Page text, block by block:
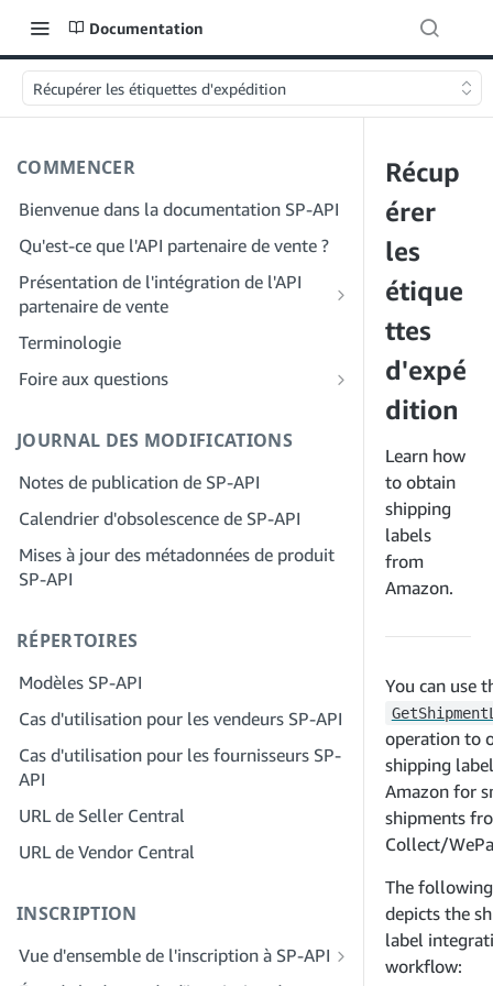
Documentation
Récupérer les étiquettes d'expédition
COMMENCER
Bienvenue dans la documentation SP-API
Qu'est-ce que l'API partenaire de vente ?
Présentation de l'intégration de l'API
partenaire de vente
Intégration en tant que développeur
développeur
Étape 4 : Inscrivez une application de
test
Étape 5 : Passez votre premier appel à
Étape 6 : Configurez le workflow
production
Étape 8 : Appelez le SP-API en
production
Étape 9 : Testez votre application
Étape 10 : Répertoriez votre application
Intégration en tant que fournisseur de
d'enregistrement et d'autorisation des
fournisseurs de services
Étape 2 : Créez un compte sur le portail
des fournisseurs de solutions pour
votre entreprise
Étape 3 : Vérifiez votre identité
de votre entreprise
Étape 5 : Demander des rôles Seller
Central
Étape 6 : Invitez des employés à
rejoindre votre compte
Étape 7 : Entrez en contact avec les
Terminologie
Foire aux questions
FAQ sur le portail des fournisseurs de
JOURNAL DES MODIFICATIONS
Notes de publication de SP-API
Calendrier d'obsolescence de SP-API
Mises à jour des métadonnées de produit
SP-API
RÉPERTOIRES
Modèles SP-API
Cas d'utilisation pour les vendeurs SP-API
Cas d'utilisation pour les fournisseurs SP-
API
URL de Seller Central
URL de Vendor Central
INSCRIPTION
Vue d'ensemble de l'inscription à SP-API
Récup
érer
les
étique
ttes
d'expé
dition
Learn how
to obtain
shipping
labels
from
Amazon.
You can use
operation to
shipping
Amazon for
shipments
Collect/
The
depicts the
label
workflow: